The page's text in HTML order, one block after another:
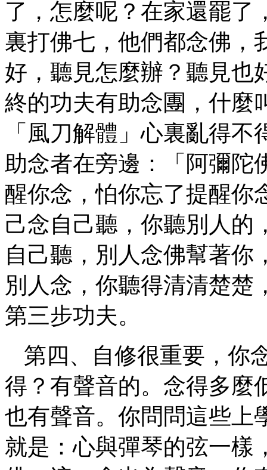
了，怎麼呢？在家還罷了
裏打佛七，他們都念佛，
好，聽見怎麼辦？聽見也
終的功夫有助念團，什麼
「風刀解體」心裏亂得
助念者在旁邊：「阿彌陀
醒你念，怕你忘了提醒你
己念自己聽，你聽別人的
自己聽，別人念佛幫著你
別人念，你聽得清清楚楚
第三步功夫。
第四、自修很重要，你
得？有聲音的。念得多麼
也有聲音。你問問這些上
就是：心與彈琴的弦一樣